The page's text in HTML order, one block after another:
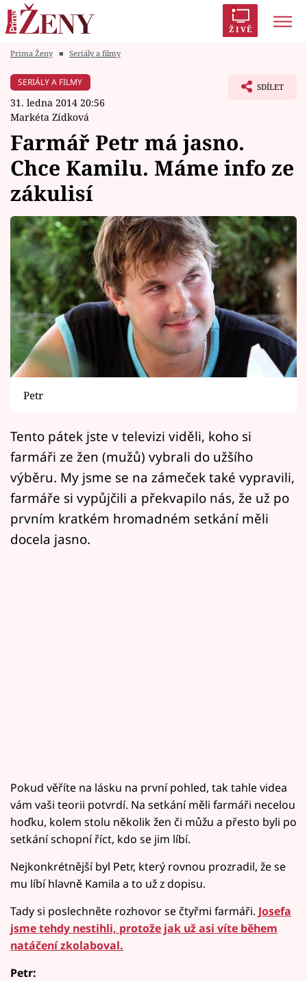
ŽIVĚ
Módní alarm
Témata
Celebrity
Vztahy
Seriály
Horoskopy
Sledujte prima+
Filmový festival Karlovy Vary
Mámy sobě
Přihlášení
Sledujte nás
Prima Ženy ■ Seriály a filmy
SERIÁLY A FILMY
31. ledna 2014 20:56
Markéta Zídková
SDÍLET
Farmář Petr má jasno.
Chce Kamilu. Máme info ze
zákulisí
Petr
Tento pátek jste v televizi viděli, koho si
farmáři ze žen (mužů) vybrali do užšího
výběru. My jsme se na zámeček také vypravili,
farmáře si vypůjčili a překvapilo nás, že už po
prvním kratkém hromadném setkání měli
docela jasno.
Pokud věříte na lásku na první pohled, tak tahle videa
vám vaši teorii potvrdí. Na setkání měli farmáři necelou
hoďku, kolem stolu několik žen či můžu a přesto byli po
setkání schopní říct, kdo se jim líbí.
Nejkonkrétnější byl Petr, který rovnou prozradil, že se
mu líbí hlavně Kamila a to už z dopisu.
Tady si poslechněte rozhovor se čtyřmi farmáři. Josefa
jsme tehdy nestihli, protože jak už asi víte během
natáčení zkolaboval.
Petr: